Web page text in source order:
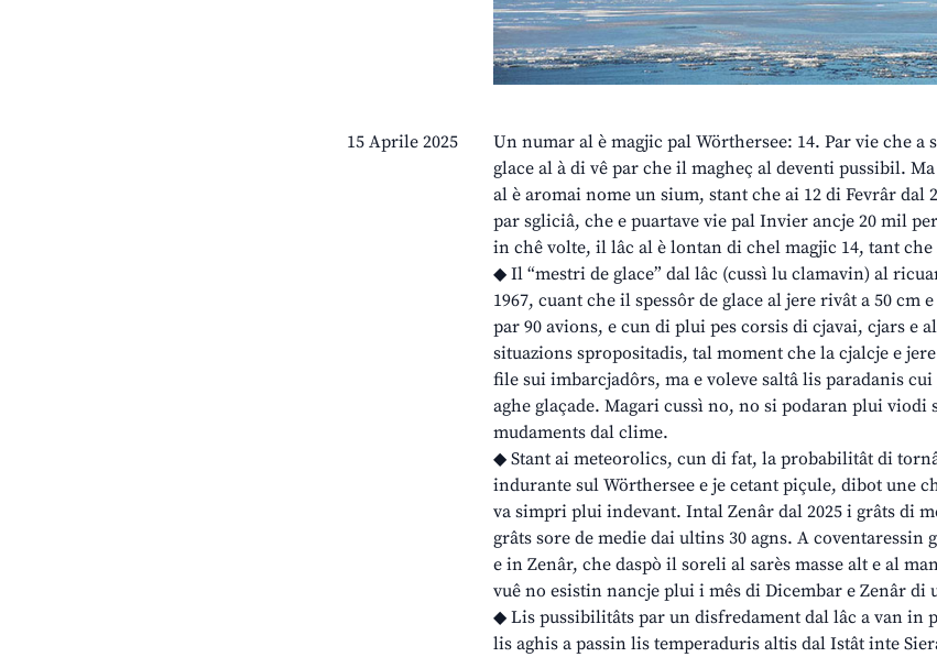
15 Aprile 2025
Un numar al è magjic pal Wörthersee: 14. Par vie che a
glace al à di vê par che il magheç al deventi pussibil.
al è aromai nome un sium, stant che ai 12 di Fevrâr dal
par sgliciâ, che e puartave vie pal Invier ancje 20 mil
in chê volte, il lâc al è lontan di chel magjic 14, tant che
◆ Il “mestri de glace” dal lâc (cussì lu clamavin) al
1967, cuant che il spessôr de glace al jere rivât a 50 cm
par 90 avions, e cun di plui pes corsis di cjavai, cjars e
situazions spropositadis, tal moment che la cjalcje e
file sui imbarcjadôrs, ma e voleve saltâ lis paradanis
aghe glaçade. Magari cussì no, no si podaran plui viodi
mudaments dal clime.
◆ Stant ai meteorolics, cun di fat, la probabilitât di
indurante sul Wörthersee e je cetant piçule, dibot une
va simpri plui indevant. Intal Zenâr dal 2025 i grâts di
grâts sore de medie dai ultins 30 agns. A
e in Zenâr, che daspò il soreli al sarès masse alt e al
vuê no esistin nancje plui i mês di Dicembar e Zenâr di
◆ Lis pussibilitâts par un disfredament dal lâc a van in
lis aghis a passin lis temperaduris altis dal Istât inte